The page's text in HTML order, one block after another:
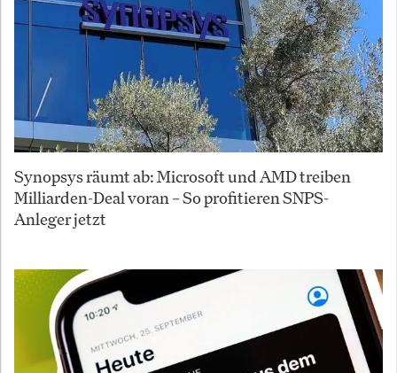
Synopsys räumt ab: Microsoft und AMD treiben
Milliarden-Deal voran – So profitieren SNPS-
Anleger jetzt